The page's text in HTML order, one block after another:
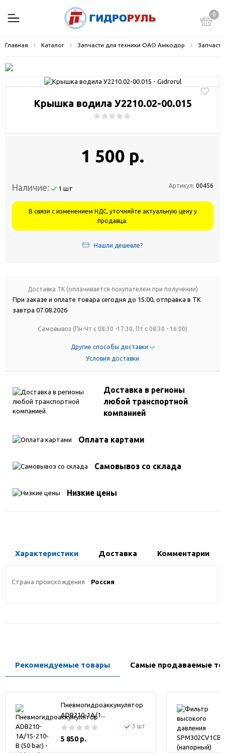
0
Главная Каталог Запчасти для техники ОАО Амкодор
Крышка водила У2210.02-00.015
1 500 р.
Наличие: 1 шт Артикул: 00456
В связи с изменением НДС, уточняйте актуальную цену у
продавца.
Нашли дешевле?
Доставка ТК (оплачивается покупателем при получении)
При заказе и оплате товара сегодня до 15:00, отправка в ТК
завтра 07.08.2026
Самовывоз (Пн-Чт с 08:30 -17:30, Пт с 08:30 - 16:00)
Другие способы доставки
Условия доставки
Доставка в регионы
любой транспортной
компанией
Оплата картами
Самовывоз со склада
Низкие цены
Характеристики Доставка Комментарии
Страна происхождения Россия
Рекомендуемые товары Самые продаваемые
Пневмогидроаккумулятор
ADB210-1A/1...
3 шт
5 850 р.